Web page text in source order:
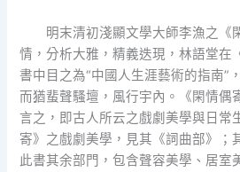
明末清初淺顯文學大師李漁之《
情，分析大雅，精義迭現，林語堂在
書中目之為“中國人生涯藝術的指南”
而猶蜚聲騷壇，風行宇內。《閑情偶
言之，即古人所云之戲劇美學與日常
寄》之戲劇美學，見其《詞曲部》；
此書其余部門，包含聲容美學、居室